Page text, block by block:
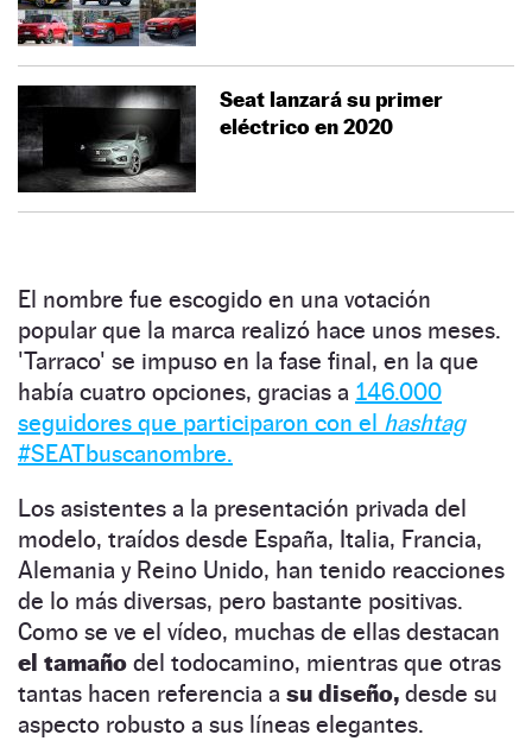
Seat lanzará su primer
eléctrico en 2020
El nombre fue escogido en una votación
popular que la marca realizó hace unos meses.
'Tarraco' se impuso en la fase final, en la que
había cuatro opciones, gracias a 146.000
seguidores que participaron con el hashtag
#SEATbuscanombre.
Los asistentes a la presentación privada del
modelo, traídos desde España, Italia, Francia,
Alemania y Reino Unido, han tenido reacciones
de lo más diversas, pero bastante positivas.
Como se ve el vídeo, muchas de ellas destacan
el tamaño del todocamino, mientras que otras
tantas hacen referencia a su diseño, desde su
aspecto robusto a sus líneas elegantes.